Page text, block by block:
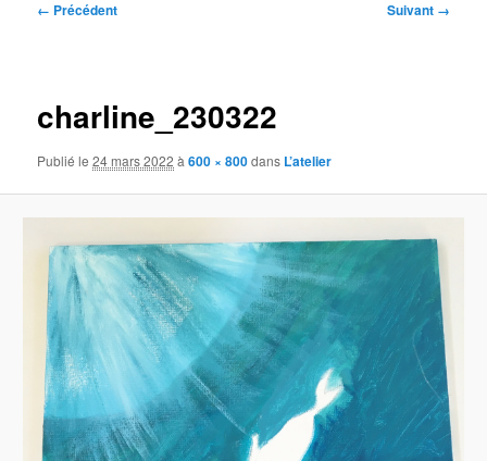
Navigation
← Précédent Suivant →
charline_230322
Publié le24 mars 2022 à600 × 800dans L’atelier